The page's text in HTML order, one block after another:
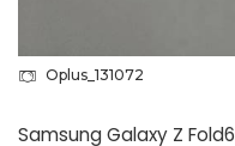
Oplus_131072
Samsung Galaxy Z